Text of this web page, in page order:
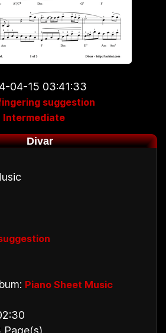
04-15 03:41:33
suggestion
Intermediate
Divar
Piano Sheet Music
Page(s)